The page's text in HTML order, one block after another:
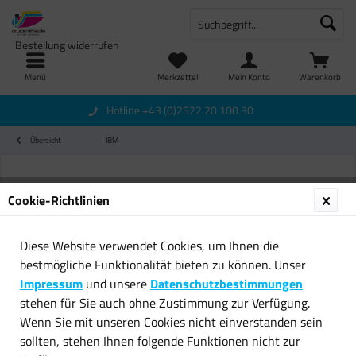
Menü Warenkorb
Merkzettel
Bestellung widerrufen
Mein Konto
Hotline +43 (0)2522 20 100 30
Übersicht IBM
Cookie-Richtlinien
Diese Website verwendet Cookies, um Ihnen die
bestmögliche Funktionalität bieten zu können. Unser
Impressum und unsere Datenschutzbestimmungen
stehen für Sie auch ohne Zustimmung zur Verfügung.
Wenn Sie mit unseren Cookies nicht einverstanden sein
sollten, stehen Ihnen folgende Funktionen nicht zur